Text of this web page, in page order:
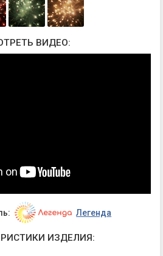
ВИДЕО:
Легенда
ИЗДЕЛИЯ: